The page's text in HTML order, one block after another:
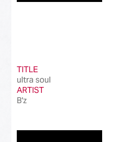
TITLE
ultra soul
ARTIST
B'z